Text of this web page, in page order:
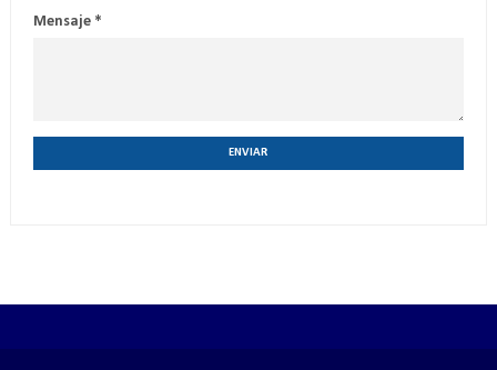
Mensaje *